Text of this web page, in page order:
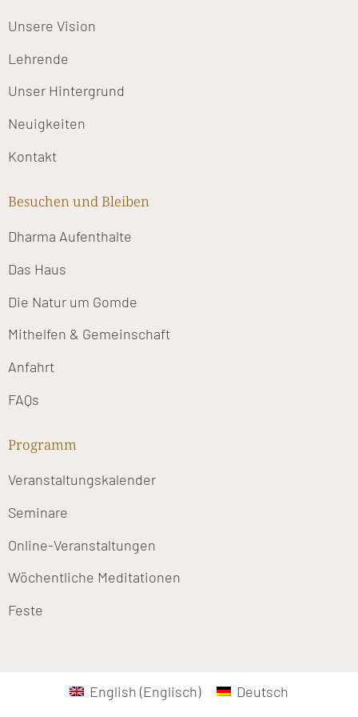
Unsere Vision
Lehrende
Unser Hintergrund
Neuigkeiten
Kontakt
Besuchen und Bleiben
Dharma Aufenthalte
Das Haus
Die Natur um Gomde
Mithelfen & Gemeinschaft
Anfahrt
FAQs
Programm
Veranstaltungskalender
Seminare
Online-Veranstaltungen
Wöchentliche Meditationen
Feste
English (Englisch) Deutsch